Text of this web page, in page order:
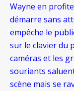
Wayne en
démarre sans
empêche le
sur le clavier du
caméras et les
souriants
scène mais se